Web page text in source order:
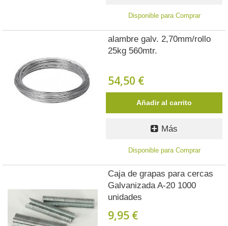
Disponible para Comprar
alambre galv. 2,70mm/rollo
25kg 560mtr.
54,50 €
Añadir al carrito
Más
Disponible para Comprar
Caja de grapas para cercas
Galvanizada A-20 1000
unidades
9,95 €